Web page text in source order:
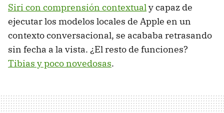
Siri con comprensión contextualy capaz de
ejecutar los modelos locales de Apple en un
contexto conversacional, se acababa retrasando
sin fecha a la vista. ¿El resto de funciones?
Tibias y poco novedosas.